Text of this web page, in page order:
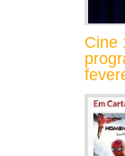
Cine